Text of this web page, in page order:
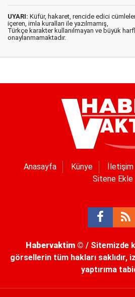
UYARI: Küfür, hakaret, rencide edici
içeren, imla kuralları ile yazılmamış,
Türkçe karakter kullanılmayan ve büyük
onaylanmamaktadır.
Anasayfa Künye İletişim
Sitene Ekle
Habervaktim © / Sitemizde
görsellerin tüm hakları saklıdır,
yaptırıma